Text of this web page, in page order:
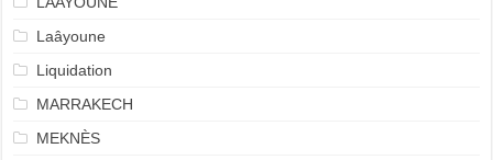
Laâyoune
Liquidation
MARRAKECH
MEKNÈS